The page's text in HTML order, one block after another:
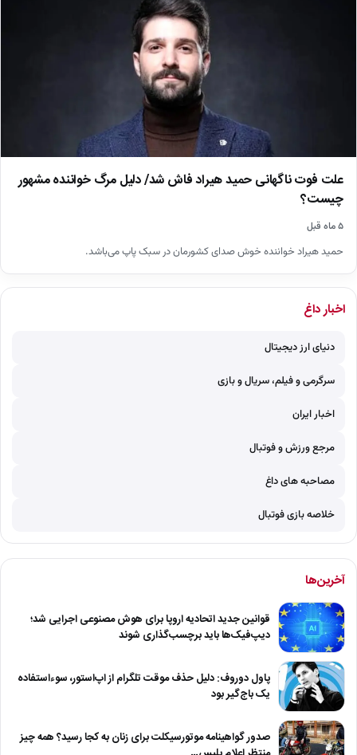
علت فوت ناگهانی حمید هیراد فاش شد/ دلیل مرگ خواننده مشهور
چیست؟
۵ ماه قبل
حمید هیراد خواننده خوش صدای کشورمان در سبک پاپ می‌باشد.
اخبار داغ
دنیای ارز دیجیتال
سرگرمی و فیلم، سریال و بازی
اخبار ایران
مرجع ورزش و فوتبال
مصاحبه های داغ
خلاصه بازی فوتبال
آخرین‌ها
قوانین جدید اتحادیه اروپا برای هوش مصنوعی اجرایی شد؛
دیپ‌فیک‌ها باید برچسب‌گذاری شوند
پاول دوروف: دلیل حذف موقت تلگرام از اپ‌استور، سوءاستفاده
یک باج‌گیر بود
صدور گواهینامه موتورسیکلت برای زنان به کجا رسید؟ همه چیز